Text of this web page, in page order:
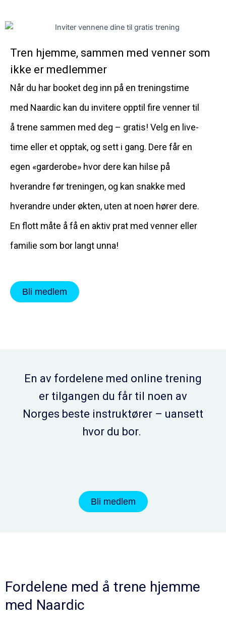
Tren hjemme, sammen med venner som
ikke er medlemmer
Når du har booket deg inn på en treningstime
med Naardic kan du invitere opptil fire venner til
å trene sammen med deg – gratis! Velg en live-
time eller et opptak, og sett i gang. Dere får en
egen «garderobe» hvor dere kan hilse på
hverandre før treningen, og kan snakke med
hverandre under økten, uten at noen hører dere.
En flott måte å få en aktiv prat med venner eller
familie som bor langt unna!
Bli medlem
En av fordelene med online trening
er tilgangen du får til noen av
Norges beste instruktører – uansett
hvor du bor.
Bli medlem
Fordelene med å trene hjemme
med Naardic